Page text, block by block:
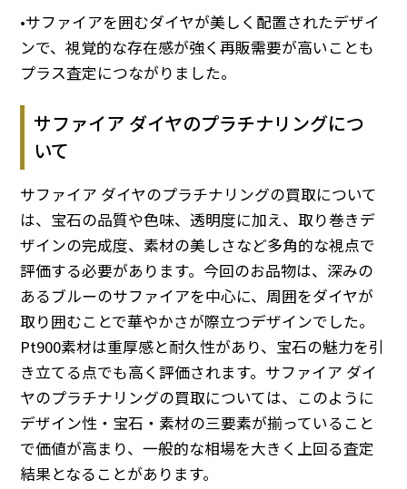
•サファイアを囲むダイヤが美しく配置されたデザイ
ンで、視覚的な存在感が強く再販需要が高いことも
プラス査定につながりました。
サファイア ダイヤのプラチナリングにつ
いて
サファイア ダイヤのプラチナリングの買取について
は、宝石の品質や色味、透明度に加え、取り巻きデ
ザインの完成度、素材の美しさなど多角的な視点で
評価する必要があります。今回のお品物は、深みの
あるブルーのサファイアを中心に、周囲をダイヤが
取り囲むことで華やかさが際立つデザインでした。
Pt900素材は重厚感と耐久性があり、宝石の魅力を引
き立てる点でも高く評価されます。サファイア ダイ
ヤのプラチナリングの買取については、このように
デザイン性・宝石・素材の三要素が揃っていること
で価値が高まり、一般的な相場を大きく上回る査定
結果となることがあります。